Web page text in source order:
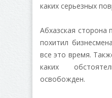
каких серьезных
Абхазская сторона
похитил
все это время.
каких
освобожден.